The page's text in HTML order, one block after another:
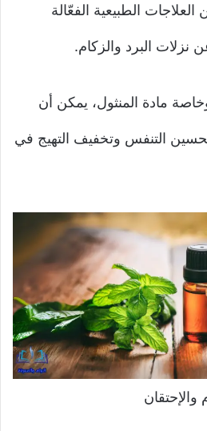
الطبيعية الفعّالة
نزلات البرد والزكام.
مادة المنثول، يمكن أن
التنفس وتخفيف التهيج في
والإحتقان